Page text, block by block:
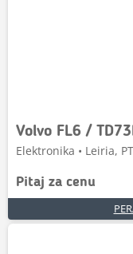
Volvo FL6 /
Elektronika • Leiria, PT
Pitaj za cenu